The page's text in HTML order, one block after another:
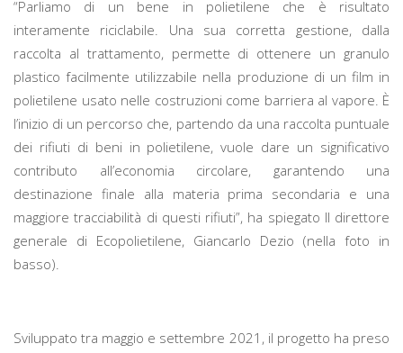
“Parliamo di un bene in polietilene che è risultato
interamente riciclabile. Una sua corretta gestione, dalla
raccolta al trattamento, permette di ottenere un granulo
plastico facilmente utilizzabile nella produzione di un film in
polietilene usato nelle costruzioni come barriera al vapore. È
l’inizio di un percorso che, partendo da una raccolta puntuale
dei rifiuti di beni in polietilene, vuole dare un significativo
contributo all’economia circolare, garantendo una
destinazione finale alla materia prima secondaria e una
maggiore tracciabilità di questi rifiuti”, ha spiegato Il direttore
generale di Ecopolietilene, Giancarlo Dezio (nella foto in
basso).
Sviluppato tra maggio e settembre 2021, il progetto ha preso